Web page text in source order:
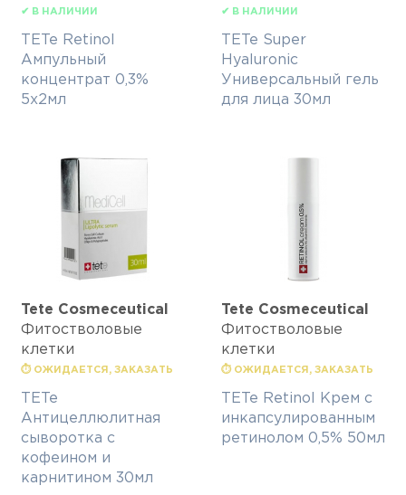
✔ В НАЛИЧИИ
TETe Retinol
Ампульный
концентрат 0,3%
5х2мл
✔ В НАЛИЧИИ
TETe Super
Hyaluronic
Универсальный гель
для лица 30мл
Tete Cosmeceutical
Фитостволовые
клетки
⏱ ОЖИДАЕТСЯ, ЗАКАЗАТЬ
TETe
Антицеллюлитная
сыворотка с
кофеином и
карнитином 30мл
Tete Cosmeceutical
Фитостволовые
клетки
⏱ ОЖИДАЕТСЯ, ЗАКАЗАТЬ
TETe Retinol Крем с
инкапсулированным
ретинолом 0,5% 50мл